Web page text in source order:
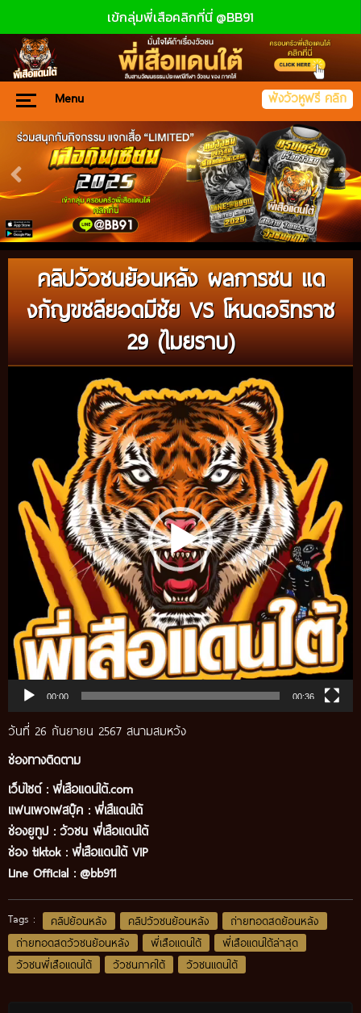
เข้กลุ่มพี่เสือคลิกที่นี่ @BB91
Menu ฟังวัวหูฟรี คลิก
คลิปวัวชนย้อนหลัง ผลการชน แด
งกัญขชลียอดมีชัย VS โหนดอริทราช
29 (ไมยราบ)
00:00 00:36
วันที่ 26 กันยายน 2567 สนามสมหวัง
ช่องทางติดตาม
เว็บไซต์ : พี่เสือแดนใต้.com
แฟนเพจเฟสบุ๊ค : พี่เสืแดนใต้
ช่องยูทูป : วัวชน พี่เสือแดนใต้
ช่อง tiktok : พี่เสือแดนใต้ VIP
Line Official : @bb911
Tags : คลิปย้อนหลัง คลิปวัวชนย้อนหลัง
ถ่ายทอดสดย้อนหลัง
ถ่ายทอดสดวัวชนย้อนหลัง
พี่เสือแดนใต้
พี่เสือแดนใต้ล่าสุด
วัวชนพี่เสือแดนใต้
วัวชนภาคใต้ วัวชนแดนใต้